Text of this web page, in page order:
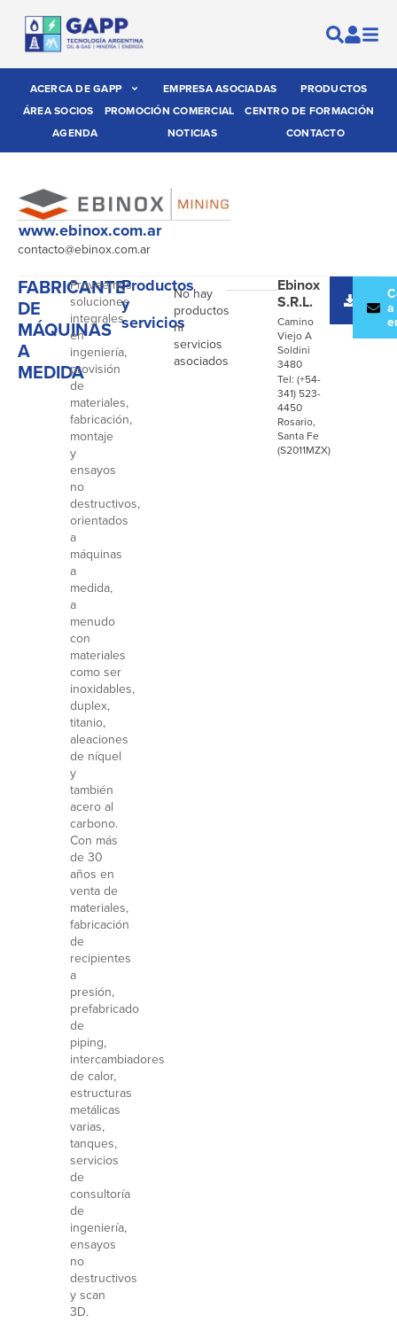
ACERCA DE GAPP EMPRESA ASOCIADAS
PRODUCTOS
ÁREA SOCIOS
PROMOCIÓN COMERCIAL
CENTRO DE FORMACIÓN
AGENDA
NOTICIAS CONTACTO
www.ebinox.com.ar
contacto@ebinox.com.ar
FABRICANTE
DE
MÁQUINAS
A
MEDIDA
Proveemos
soluciones
integrales
en
ingeniería,
provisión
de
materiales,
fabricación,
montaje
y
ensayos
no
destructivos,
orientados
a
máquinas
a
medida,
a
menudo
con
materiales
como ser
inoxidables,
duplex,
titanio,
aleaciones
de níquel
y
también
acero al
carbono.
Con más
de 30
años en
venta de
materiales,
fabricación
de
recipientes
a
presión,
prefabricado
de
piping,
intercambiadores
de calor,
estructuras
metálicas
varias,
tanques,
servicios
de
consultoría
de
ingeniería,
ensayos
no
destructivos
y scan
3D.
Productos
y
servicios
No hay
productos
ni
servicios
asociados
Ebinox
S.R.L.
Camino
Viejo A
Soldini
3480
Tel: (+54-
341) 523-
4450
Rosario,
Santa Fe
(S2011MZX)